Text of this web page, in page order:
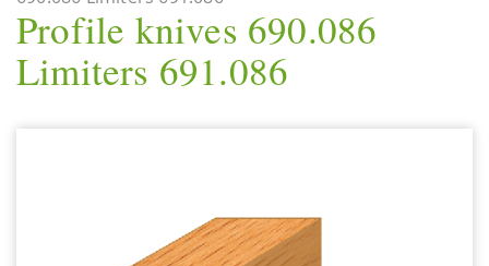
Profile knives 690.086
Limiters 691.086